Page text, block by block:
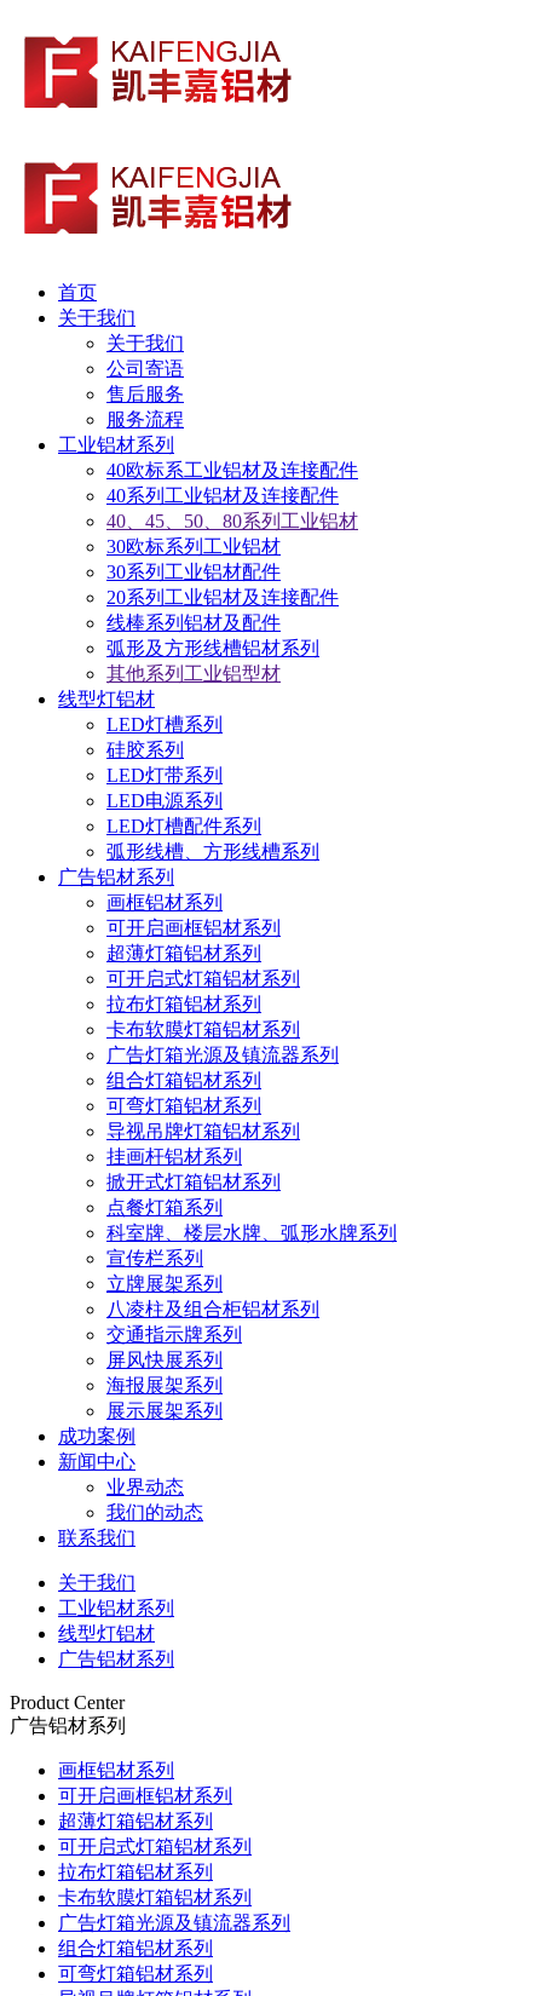
首页
关于我们
关于我们
公司寄语
售后服务
服务流程
工业铝材系列
40欧标系工业铝材及连接配件
40系列工业铝材及连接配件
40、45、50、80系列工业铝材
30欧标系列工业铝材
30系列工业铝材配件
20系列工业铝材及连接配件
线棒系列铝材及配件
弧形及方形线槽铝材系列
其他系列工业铝型材
线型灯铝材
LED灯槽系列
硅胶系列
LED灯带系列
LED电源系列
LED灯槽配件系列
弧形线槽、方形线槽系列
广告铝材系列
画框铝材系列
可开启画框铝材系列
超薄灯箱铝材系列
可开启式灯箱铝材系列
拉布灯箱铝材系列
卡布软膜灯箱铝材系列
广告灯箱光源及镇流器系列
组合灯箱铝材系列
可弯灯箱铝材系列
导视吊牌灯箱铝材系列
挂画杆铝材系列
掀开式灯箱铝材系列
点餐灯箱系列
科室牌、楼层水牌、弧形水牌系列
宣传栏系列
立牌展架系列
八凌柱及组合柜铝材系列
交通指示牌系列
屏风快展系列
海报展架系列
展示展架系列
成功案例
新闻中心
业界动态
我们的动态
联系我们
关于我们
工业铝材系列
线型灯铝材
广告铝材系列
Product Center
广告铝材系列
画框铝材系列
可开启画框铝材系列
超薄灯箱铝材系列
可开启式灯箱铝材系列
拉布灯箱铝材系列
卡布软膜灯箱铝材系列
广告灯箱光源及镇流器系列
组合灯箱铝材系列
可弯灯箱铝材系列